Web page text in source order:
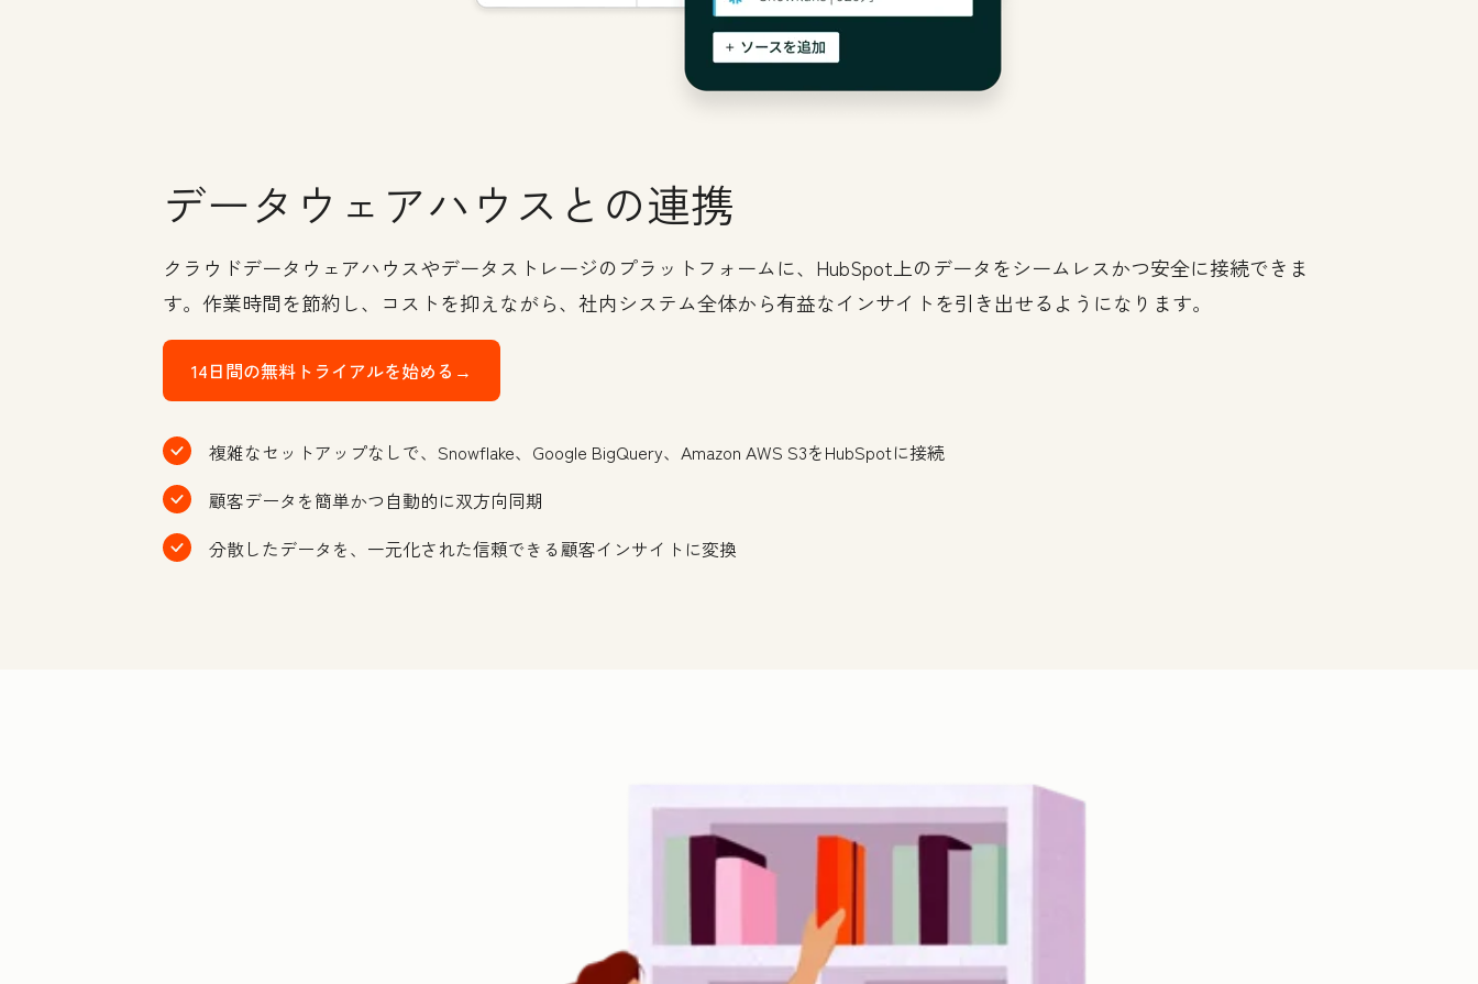
データウェアハウスとの連携
クラウドデータウェアハウスやデータストレージのプラットフォームに、HubSpot上のデータをシームレスかつ安全に接続できま
す。作業時間を節約し、コストを抑えながら、社内システム全体から有益なインサイトを引き出せるようになります。
14日間の無料トライアルを始める→
複雑なセットアップなしで、Snowflake、Google BigQuery、Amazon AWS S3をHubSpotに接続
顧客データを簡単かつ自動的に双方向同期
分散したデータを、一元化された信頼できる顧客インサイトに変換